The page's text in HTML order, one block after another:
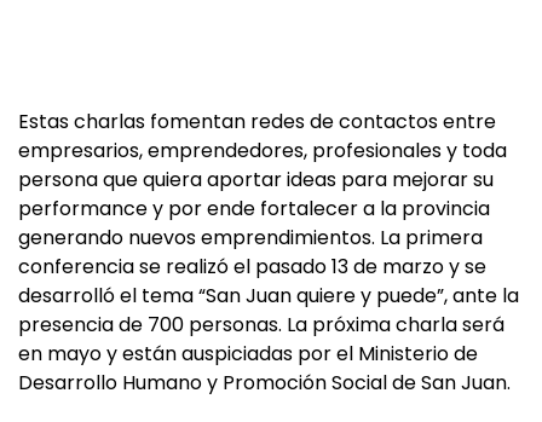
Estas charlas fomentan redes de contactos entre
empresarios, emprendedores, profesionales y toda
persona que quiera aportar ideas para mejorar su
performance y por ende fortalecer a la provincia
generando nuevos emprendimientos. La primera
conferencia se realizó el pasado 13 de marzo y se
desarrolló el tema “San Juan quiere y puede”, ante la
presencia de 700 personas. La próxima charla será
en mayo y están auspiciadas por el Ministerio de
Desarrollo Humano y Promoción Social de San Juan.